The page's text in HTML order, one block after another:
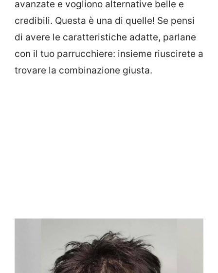
avanzate e vogliono alternative belle e
credibili. Questa è una di quelle! Se pensi
di avere le caratteristiche adatte, parlane
con il tuo parrucchiere: insieme riuscirete a
trovare la combinazione giusta.